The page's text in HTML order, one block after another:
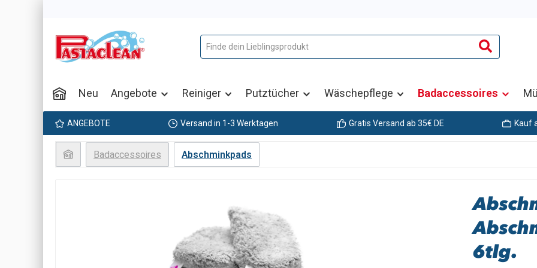
Neu Angebote Reiniger Putztücher Wäschepflege Badaccessoires
ANGEBOTE Versand in 1-3 Werktagen Gratis Versand ab 35€ DE Kauf
Badaccessoires Abschminkpads
6tlg.